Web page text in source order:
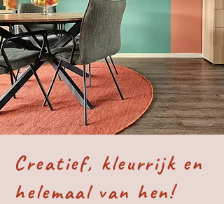
Creatief, kleurrijk en
helemaal van hen!